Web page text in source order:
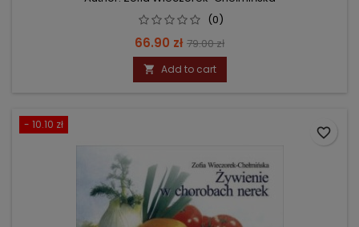
(0)
Price
66.90 zł Regular
price
79.00 zł
 Add to cart
- 10.10 zł
favorite_border